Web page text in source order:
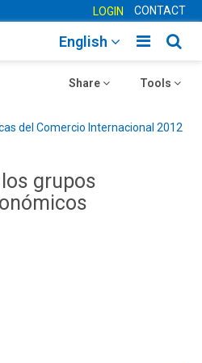
LOGIN CONTACT
Toggle
English
Toggle
Tools
Toggle
Share
del Comercio Internacional 2012
grupos